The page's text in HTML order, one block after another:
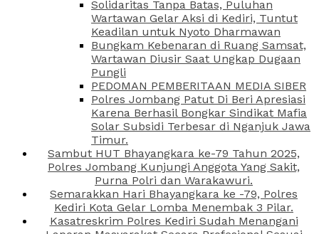
Solidaritas Tanpa Batas, Puluhan
Wartawan Gelar Aksi di Kediri, Tuntut
Keadilan untuk Nyoto Dharmawan
Bungkam Kebenaran di Ruang Samsat,
Wartawan Diusir Saat Ungkap Dugaan
Pungli
PEDOMAN PEMBERITAAN MEDIA SIBER
Polres Jombang Patut Di Beri Apresiasi
Karena Berhasil Bongkar Sindikat Mafia
Solar Subsidi Terbesar di Nganjuk Jawa
Timur.
Sambut HUT Bhayangkara ke-79 Tahun 2025,
Polres Jombang Kunjungi Anggota Yang Sakit,
Purna Polri dan Warakawuri.
Semarakkan Hari Bhayangkara ke -79, Polres
Kediri Kota Gelar Lomba Menembak 3 Pilar.
Kasatreskrim Polres Kediri Sudah Menangani